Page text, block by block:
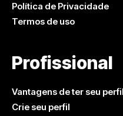
Política de Privacidade
Termos de uso
Profissional
Vantagens de ter seu
Crie seu perfil